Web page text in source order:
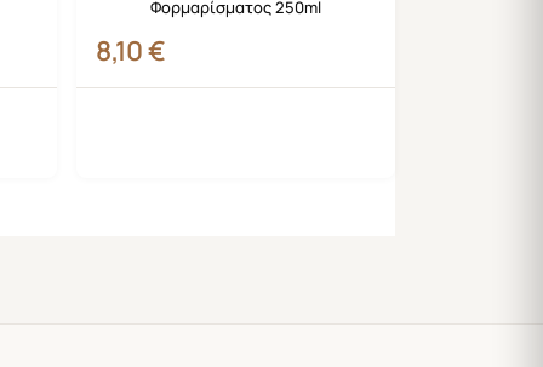
Φορμαρίσματος 250ml
8,10€